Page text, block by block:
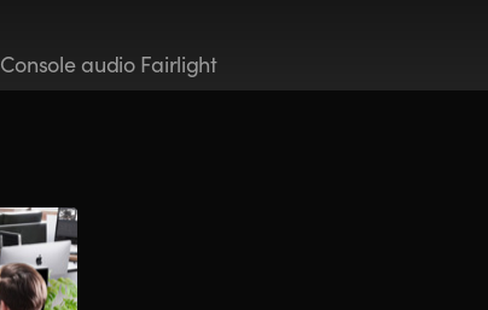
Console audio Fairlight